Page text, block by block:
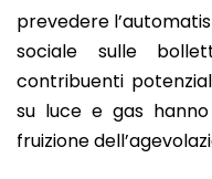
prevedere
sociale sulle
contribuenti
su luce e gas
fruizione